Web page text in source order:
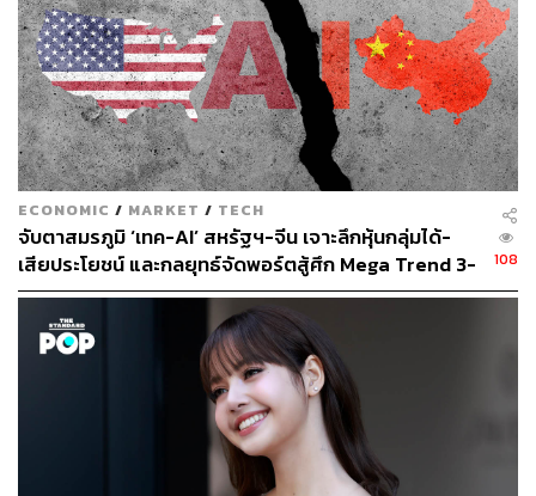
310
ABOUT THE AUTHOR
ตรีชฎา โชคธนาเสริมสกุล
Content Creator กองข่าวต่างประเทศ
ECONOMIC / MARKET / TECH
จับตาสมรภูมิ ‘เทค-AI’ สหรัฐฯ-จีน เจาะลึกหุ้นกลุ่มได้-
เสียประโยชน์ และกลยุทธ์จัดพอร์ตสู้ศึก Mega Trend 3-
5 ปีข้างหน้า
108